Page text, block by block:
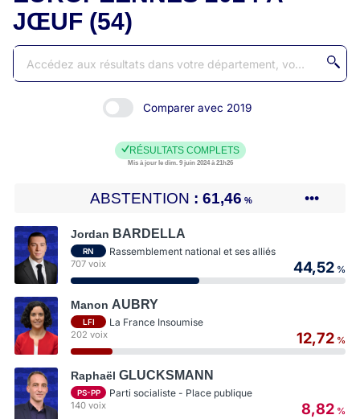
JŒUF (54)
Comparer avec 2019
RÉSULTATS COMPLETS
Mis à jour le dim. 9 juin 2024 à 21h26
ABSTENTION 61,46 % •••
Jordan BARDELLA
RN Rassemblement national et ses alliés
707 voix 44,52 %
Manon AUBRY
LFI La France Insoumise
202 voix 12,72 %
Raphaël GLUCKSMANN
PS-PP Parti socialiste - Place publique
140 voix 8,82 %